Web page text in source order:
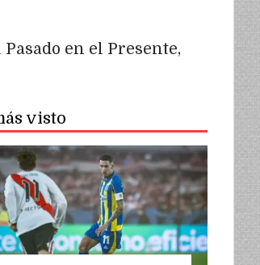
en el Presente,
visto